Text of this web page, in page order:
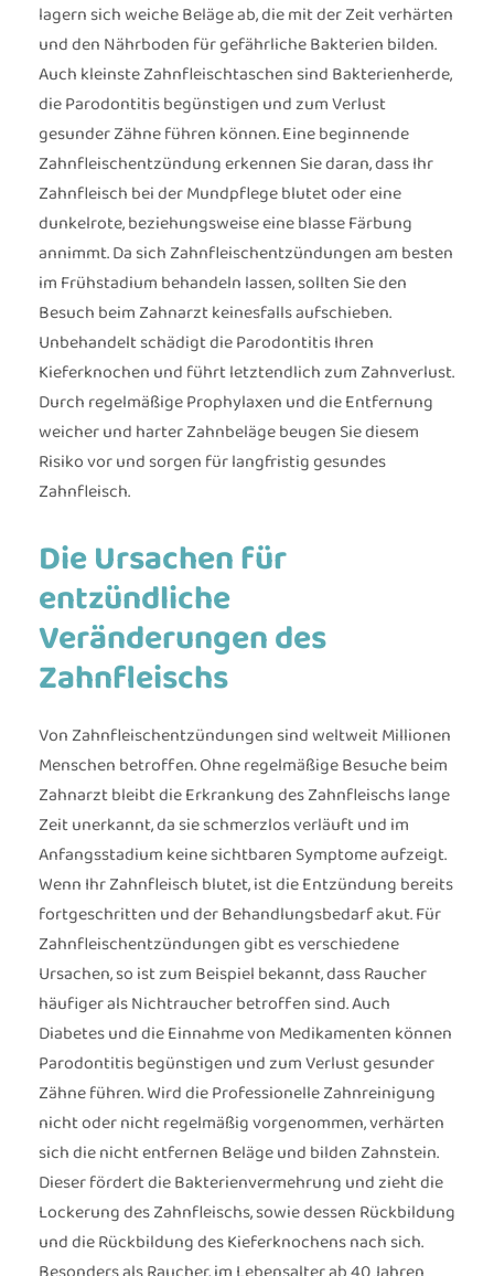
lagern sich weiche Beläge ab, die mit der Zeit verhärten
und den Nährboden für gefährliche Bakterien bilden.
Auch kleinste Zahnfleischtaschen sind Bakterienherde,
die Parodontitis begünstigen und zum Verlust
gesunder Zähne führen können. Eine beginnende
Zahnfleischentzündung erkennen Sie daran, dass Ihr
Zahnfleisch bei der Mundpflege blutet oder eine
dunkelrote, beziehungsweise eine blasse Färbung
annimmt. Da sich Zahnfleischentzündungen am besten
im Frühstadium behandeln lassen, sollten Sie den
Besuch beim Zahnarzt keinesfalls aufschieben.
Unbehandelt schädigt die Parodontitis Ihren
Kieferknochen und führt letztendlich zum Zahnverlust.
Durch regelmäßige Prophylaxen und die Entfernung
weicher und harter Zahnbeläge beugen Sie diesem
Risiko vor und sorgen für langfristig gesundes
Zahnfleisch.
Die Ursachen für
entzündliche
Veränderungen des
Zahnfleischs
Von Zahnfleischentzündungen sind weltweit Millionen
Menschen betroffen. Ohne regelmäßige Besuche beim
Zahnarzt bleibt die Erkrankung des Zahnfleischs lange
Zeit unerkannt, da sie schmerzlos verläuft und im
Anfangsstadium keine sichtbaren Symptome aufzeigt.
Wenn Ihr Zahnfleisch blutet, ist die Entzündung bereits
fortgeschritten und der Behandlungsbedarf akut. Für
Zahnfleischentzündungen gibt es verschiedene
Ursachen, so ist zum Beispiel bekannt, dass Raucher
häufiger als Nichtraucher betroffen sind. Auch
Diabetes und die Einnahme von Medikamenten können
Parodontitis begünstigen und zum Verlust gesunder
Zähne führen. Wird die Professionelle Zahnreinigung
nicht oder nicht regelmäßig vorgenommen, verhärten
sich die nicht entfernen Beläge und bilden Zahnstein.
Dieser fördert die Bakterienvermehrung und zieht die
Lockerung des Zahnfleischs, sowie dessen Rückbildung
und die Rückbildung des Kieferknochens nach sich.